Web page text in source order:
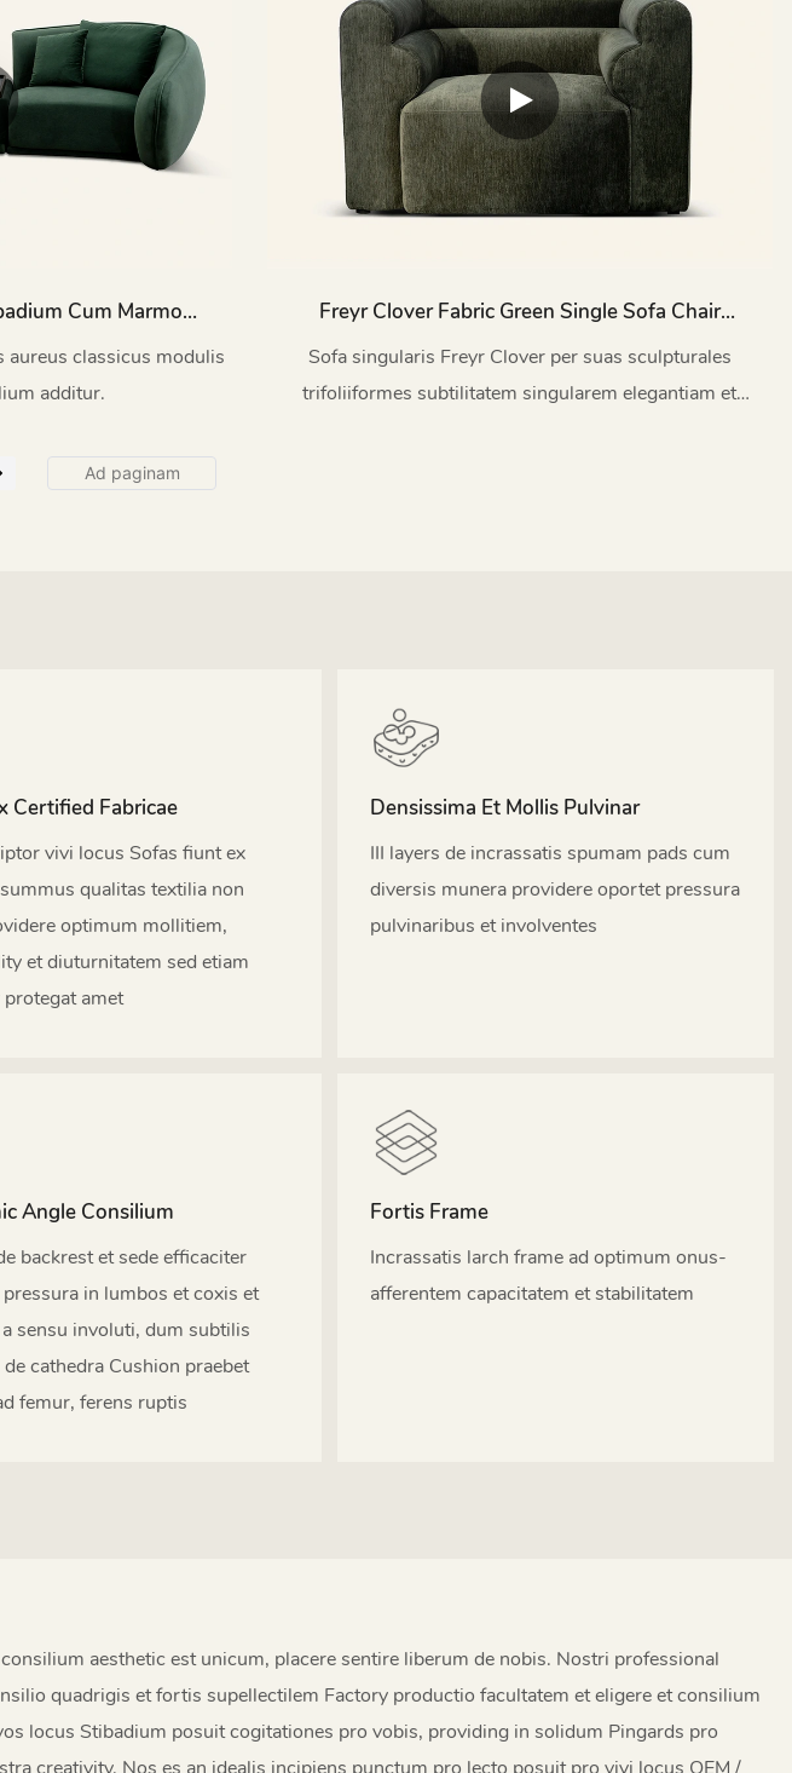
Cum Marmore
aureus classicus modulis
additur.
Freyr Clover Fabric Green Single Sofa Chair
Indoor M203
Sofa singularis Freyr Clover per suas sculpturales
trifoliiformes subtilitatem singularem elegantiam et
Certified Fabricae
vivi locus Sofas fiunt ex
qualitas textilia non
optimum mollitiem,
et diuturnitatem sed etiam
amet
Densissima Et Mollis Pulvinar
III layers de incrassatis spumam pads cum
diversis munera providere oportet pressura
pulvinaribus et involventes
Angle Consilium
backrest et sede efficaciter
in lumbos et coxis et
sensu involuti, dum subtilis
cathedra Cushion praebet
femur, ferens ruptis
Fortis Frame
Incrassatis larch frame ad optimum onus-
afferentem capacitatem et stabilitatem
aesthetic est unicum, placere sentire liberum de nobis. Nostri professional
quadrigis et fortis supellectilem Factory productio facultatem et eligere et consilium
locus Stibadium posuit cogitationes pro vobis, providing in solidum Pingards pro